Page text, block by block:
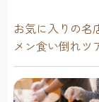
お気に入りの名
メン食い倒れツ